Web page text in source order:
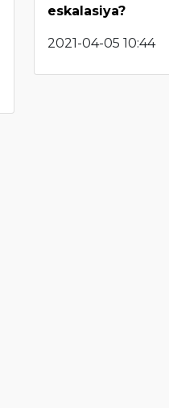
eskalasiya?
2021-04-05 10:44